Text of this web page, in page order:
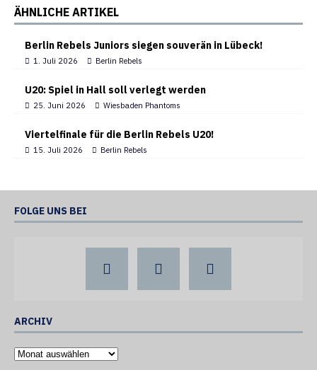
ÄHNLICHE ARTIKEL
Berlin Rebels Juniors siegen souverän in Lübeck!
1. Juli 2026 Berlin Rebels
U20: Spiel in Hall soll verlegt werden
25. Juni 2026 Wiesbaden Phantoms
Viertelfinale für die Berlin Rebels U20!
15. Juli 2026 Berlin Rebels
FOLGE UNS BEI
ARCHIV